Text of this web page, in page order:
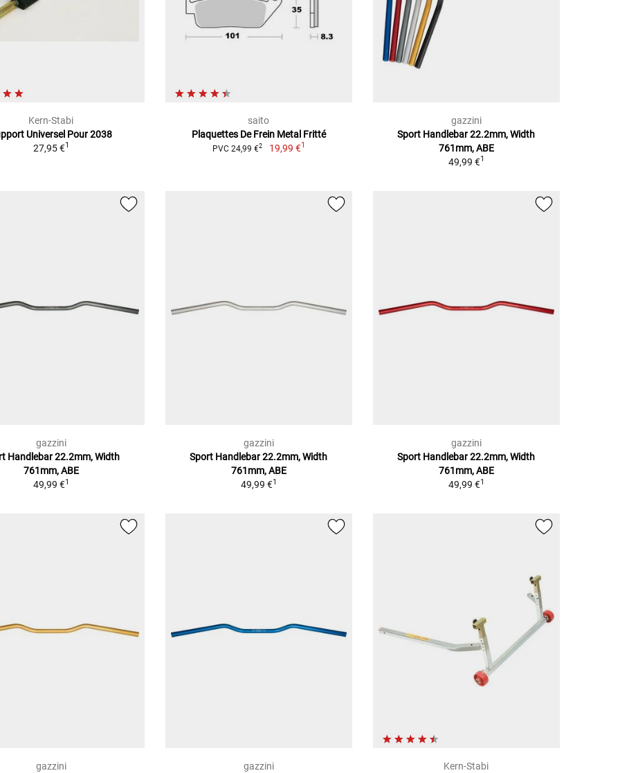
Kern-Stabi
Universel Pour 2038
27,95 €1
saito
Plaquettes De Frein Metal Fritté
PVC 24,99 €2 19,99 €1
gazzini
Sport Handlebar 22.2mm, Width
761mm, ABE
49,99 €1
gazzini
Handlebar 22.2mm, Width
761mm, ABE
49,99 €1
gazzini
Sport Handlebar 22.2mm, Width
761mm, ABE
49,99 €1
gazzini
Sport Handlebar 22.2mm, Width
761mm, ABE
49,99 €1
gazzini
gazzini
Kern-Stabi